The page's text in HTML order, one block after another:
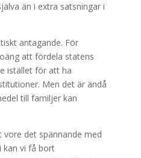
än i extra satsningar i
antagande. För
att fördela statens
istället för att ha
Men det är ändå
till familjer kan
det spännande med
kan vi få bort